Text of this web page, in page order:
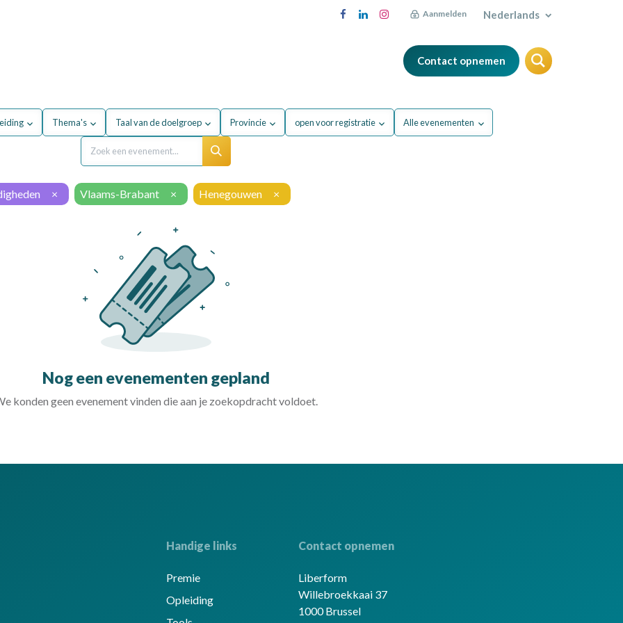
Aanmelden Nederlands
Contact opnemen
Thema's Taal van de doelgroep Provincie open voor registratie Alle evenementen
× Vlaams-Brabant × Henegouwen ×
Nog een evenementen gepland
konden geen evenement vinden die aan je zoekopdracht voldoet.
Handige links
Premie
Opleiding
Contact opnemen
Liberform
Willebroekkaai 37
1000 Brussel